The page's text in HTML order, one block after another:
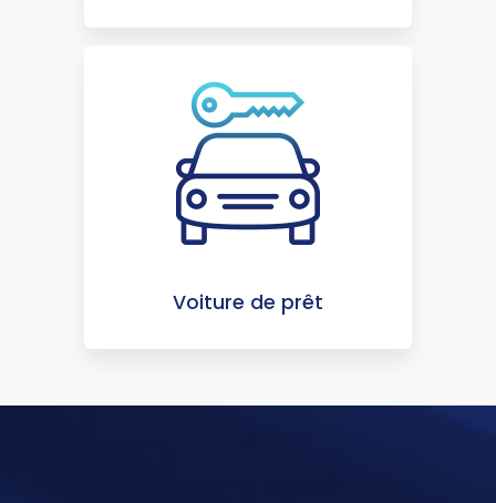
Voiture de prêt